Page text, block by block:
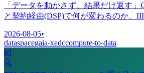
「データを動かさず、結果だけ返す
と契約経由(DSP)で何が変わるのか、
2026-08-05•
dataspacegaia-xedccompute-to-data
tei
🔍